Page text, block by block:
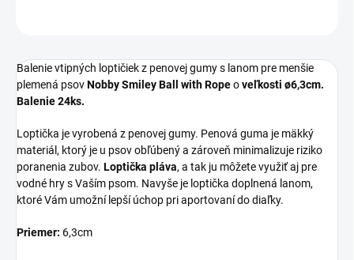
Balenie vtipných loptičiek z penovej gumy s lanom pre menšie
plemená psovNobby Smiley Ball with Ropeoveľkosti ø6,3cm.
Balenie 24ks.
Loptička je vyrobená z penovej gumy. Penová guma je mäkký
materiál, ktorý je u psov obľúbený a zároveň minimalizuje riziko
poranenia zubov. Loptička pláva, a tak ju môžete využiť aj pre
vodné hry s Vaším psom. Navyše je loptička doplnená lanom,
ktoré Vám umožní lepší úchop pri aportovaní do diaľky.
Priemer: 6,3cm